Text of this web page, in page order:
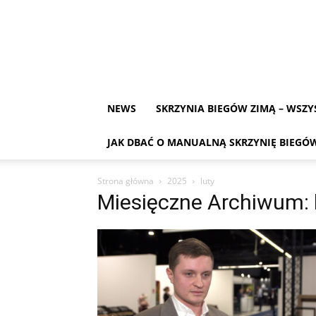
NEWS SKRZYNIA BIEGÓW ZIMĄ –
JAK DBAĆ O MANUALNĄ SKRZYNIĘ
Strona główna 2025 luty
Miesięczne